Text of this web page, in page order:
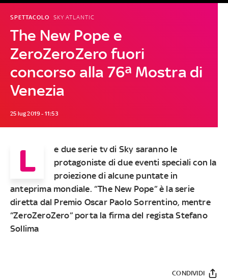
The New Pope e
ZeroZeroZero fuori
concorso alla 76ª Mostra di
Venezia
SPETTACOLO SKY ATLANTIC
25 lug 2019 - 11:53
L
e due serie tv di Sky saranno le
protagoniste di due eventi speciali con la
proiezione di alcune puntate in
anteprima mondiale. “The New Pope” è la serie
diretta dal Premio Oscar Paolo Sorrentino, mentre
“ZeroZeroZero” porta la firma del regista Stefano
Sollima
CONDIVIDI